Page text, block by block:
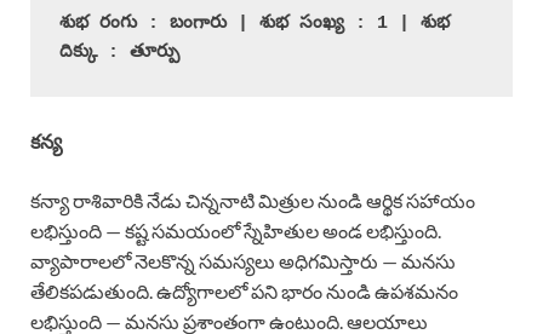
శుభ రంగు : బంగారు | శుభ సంఖ్య : 1 | శుభ
దిక్కు : తూర్పు
కన్య
కన్యా రాశివారికి నేడు చిన్ననాటి మిత్రుల నుండి ఆర్థిక సహాయం
లభిస్తుంది — కష్ట సమయంలో స్నేహితుల అండ లభిస్తుంది.
వ్యాపారాలలో నెలకొన్న సమస్యలు అధిగమిస్తారు — మనసు
తేలికపడుతుంది. ఉద్యోగాలలో పని భారం నుండి ఉపశమనం
లభిస్తుంది — మనసు ప్రశాంతంగా ఉంటుంది. ఆలయాలు